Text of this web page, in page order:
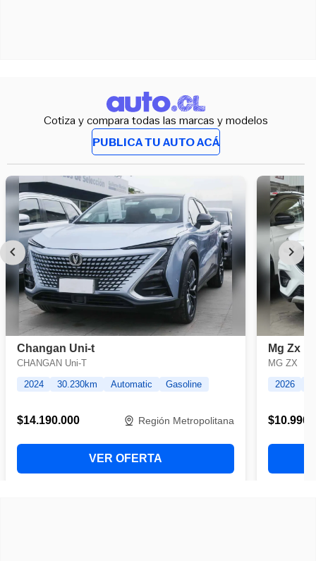
Cotiza y compara todas las marcas y modelos
PUBLICA TU AUTO ACÁ